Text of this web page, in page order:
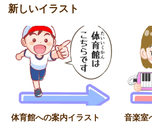
新しいイラスト
体育館への案内イラスト 音楽室